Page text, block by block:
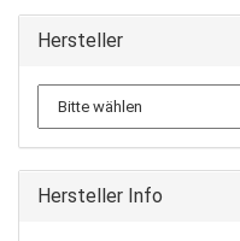
Hersteller
Hersteller Info